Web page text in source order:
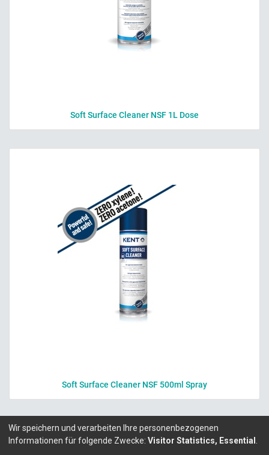
Soft Surface Cleaner NSF 1L Dose
Soft Surface Cleaner NSF 500ml Spray
Wir speichern und verarbeiten Ihre personenbezogenen
Informationen für folgende Zwecke: Visitor Statistics, Essential